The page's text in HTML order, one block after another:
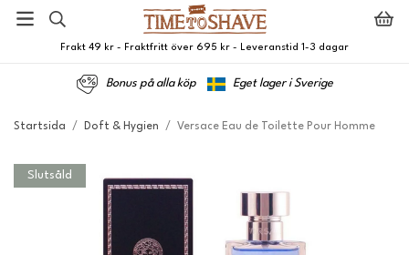
Frakt 49 kr - Fraktfritt över 695 kr - Leveranstid 1-3 dagar
Bonus på alla köp Eget lager i Sverige
Startsida / Doft & Hygien / Versace Eau de Toilette Pour Homme
Slutsåld